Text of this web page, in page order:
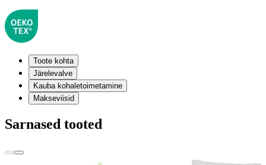
Toote kohta
Järelevalve
Kauba kohaletoimetamine
Makseviisid
Sarnased tooted